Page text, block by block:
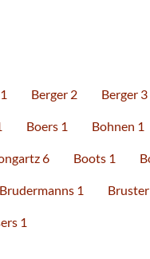
Berger 2 Berger 3
Boers 1 Bohnen 1
6 Boots 1
Brudermanns 1 Bruster
1